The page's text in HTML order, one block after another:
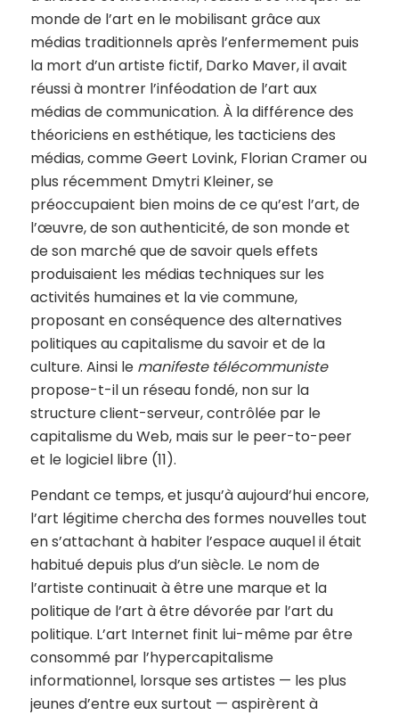
monde de l’art en le mobilisant grâce aux
médias traditionnels après l’enfermement puis
la mort d’un artiste fictif, Darko Maver, il avait
réussi à montrer l’inféodation de l’art aux
médias de communication. À la différence des
théoriciens en esthétique, les tacticiens des
médias, comme Geert Lovink, Florian Cramer ou
plus récemment Dmytri Kleiner, se
préoccupaient bien moins de ce qu’est l’art, de
l’œuvre, de son authenticité, de son monde et
de son marché que de savoir quels effets
produisaient les médias techniques sur les
activités humaines et la vie commune,
proposant en conséquence des alternatives
politiques au capitalisme du savoir et de la
culture. Ainsi le manifeste télécommuniste
propose-t-il un réseau fondé, non sur la
structure client-serveur, contrôlée par le
capitalisme du Web, mais sur le peer-to-peer
et le logiciel libre (11).
Pendant ce temps, et jusqu’à aujourd’hui encore,
l’art légitime chercha des formes nouvelles tout
en s’attachant à habiter l’espace auquel il était
habitué depuis plus d’un siècle. Le nom de
l’artiste continuait à être une marque et la
politique de l’art à être dévorée par l’art du
politique. L’art Internet finit lui-même par être
consommé par l’hypercapitalisme
informationnel, lorsque ses artistes — les plus
jeunes d’entre eux surtout — aspirèrent à